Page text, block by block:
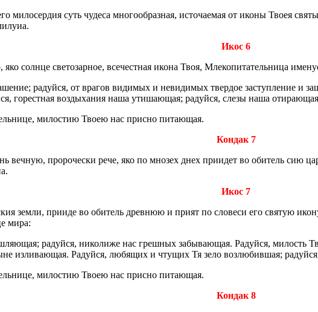
ми­ло­сер­дия суть чу­де­са мно­го­об­раз­ная, ис­то­ча­е­мая от иконы Твоея
Икос 6
солн­це све­то­зар­ное, все­чест­ная икона Твоя, Мле­ко­пи­та­тель­ни­ца
ра­дуй­ся, от вра­гов ви­ди­мых и неви­ди­мых твер­дое за­ступ­ле­ние
го­рест­ная воз­ды­ха­ния наша ути­ша­ю­щая; ра­дуй­ся, слезы наша
ми­ло­стию Твоею нас прис­но пи­та­ю­щая.
Кондак 7
веч­ную, про­ро­че­ски рече, яко по мно­зех днех при­и­дет во оби­тель
Икос 7
земли, при­и­де во оби­тель древ­нюю и прият по сло­ве­си его свя­тую
мира:
ра­дуй­ся, ни­ко­ли­же нас греш­ных за­бы­ва­ю­щая. Ра­дуй­ся, ми­лость
из­ли­ва­ю­щая. Ра­дуй­ся, лю­бя­щих и чту­щих Тя зело воз­лю­бив­шая;
ми­ло­стию Твоею нас прис­но пи­та­ю­щая.
Кондак 8